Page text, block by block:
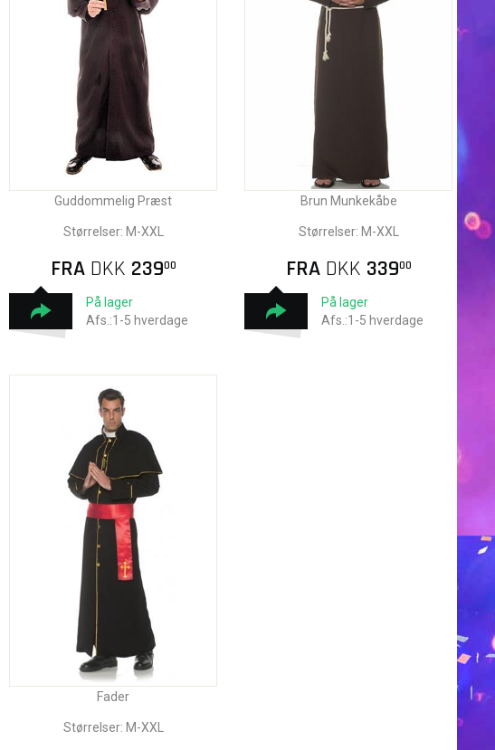
Guddommelig Præst
Størrelser: M-XXL
FRA DKK 23900
På lager
Afs.:1-5 hverdage
Brun Munkekåbe
Størrelser: M-XXL
FRA DKK 33900
På lager
Afs.:1-5 hverdage
Fader
Størrelser: M-XXL